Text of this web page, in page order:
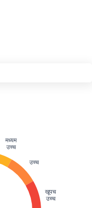
मध्यम
उच्च
उच्च
खूपच
उच्च